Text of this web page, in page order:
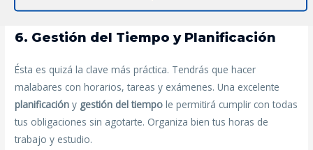
demuestra interés, sino que acelera tu desarrollo profesional.
6. Gestión del Tiempo y Planificación
Ésta es quizá la clave más práctica. Tendrás que hacer
malabares con horarios, tareas y exámenes. Una excelente
planificación y gestión del tiempo le permitirá cumplir con todas
tus obligaciones sin agotarte. Organiza bien tus horas de
trabajo y estudio.